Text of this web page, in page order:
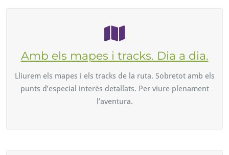
Amb els mapes i tracks. Dia a dia.
Lliurem els mapes i els tracks de la ruta. Sobretot amb els
punts d’especial interès detallats. Per viure plenament
l’aventura.